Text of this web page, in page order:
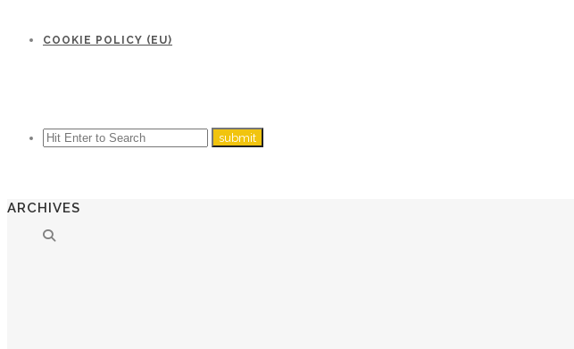
COOKIE POLICY (EU)
ARCHIVES